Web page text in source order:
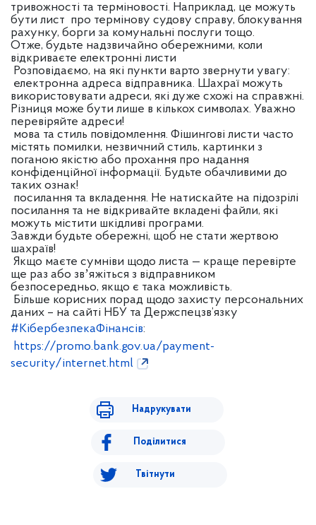
тривожності та терміновості. Наприклад, це можуть
бути лист про термінову судову справу, блокування
рахунку, борги за комунальні послуги тощо.
Отже, будьте надзвичайно обережними, коли
відкриваєте електронні листи
Розповідаємо, на які пункти варто звернути увагу:
електронна адреса відправника. Шахраї можуть
використовувати адреси, які дуже схожі на справжні.
Різниця може бути лише в кількох символах. Уважно
перевіряйте адреси!
мова та стиль повідомлення. Фішингові листи часто
містять помилки, незвичний стиль, картинки з
поганою якістю або прохання про надання
конфіденційної інформації. Будьте обачливими до
таких ознак!
посилання та вкладення. Не натискайте на підозрілі
посилання та не відкривайте вкладені файли, які
можуть містити шкідливі програми.
Завжди будьте обережні, щоб не стати жертвою
шахраїв!
Якщо маєте сумніви щодо листа — краще перевірте
ще раз або звʼяжіться з відправником
безпосередньо, якщо є така можливість.
Більше корисних порад щодо захисту персональних
даних – на сайті НБУ та Держспецзв’язку
#КібербезпекаФінансів:
https://promo.bank.gov.ua/payment-
security/internet.html
Надрукувати
Поділитися
Твітнути